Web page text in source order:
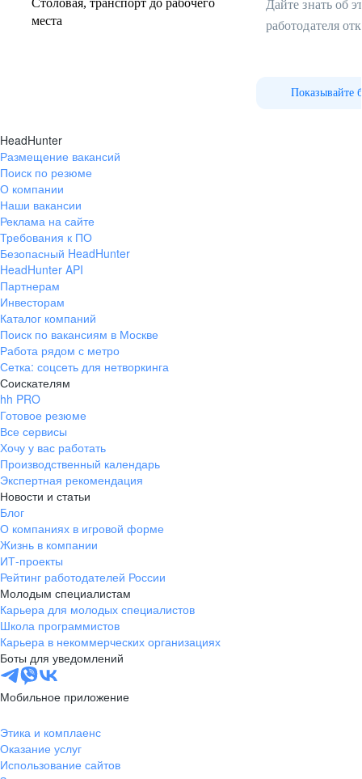
Столовая, транспорт до рабочего
места
Дайте знать об
работодателя
Показывайте
HeadHunter
Размещение вакансий
Поиск по резюме
О компании
Наши вакансии
Реклама на сайте
Требования к ПО
Безопасный HeadHunter
HeadHunter API
Партнерам
Инвесторам
Каталог компаний
Поиск по вакансиям в Москве
Работа рядом с метро
Сетка: соцсеть для нетворкинга
Соискателям
hh PRO
Готовое резюме
Все сервисы
Хочу у вас работать
Производственный календарь
Экспертная рекомендация
Новости и статьи
Блог
О компаниях в игровой форме
Жизнь в компании
ИТ-проекты
Рейтинг работодателей России
Молодым специалистам
Карьера для молодых специалистов
Школа программистов
Карьера в некоммерческих организациях
Боты для уведомлений
Мобильное приложение
Этика и комплаенс
Оказание услуг
Использование сайтов